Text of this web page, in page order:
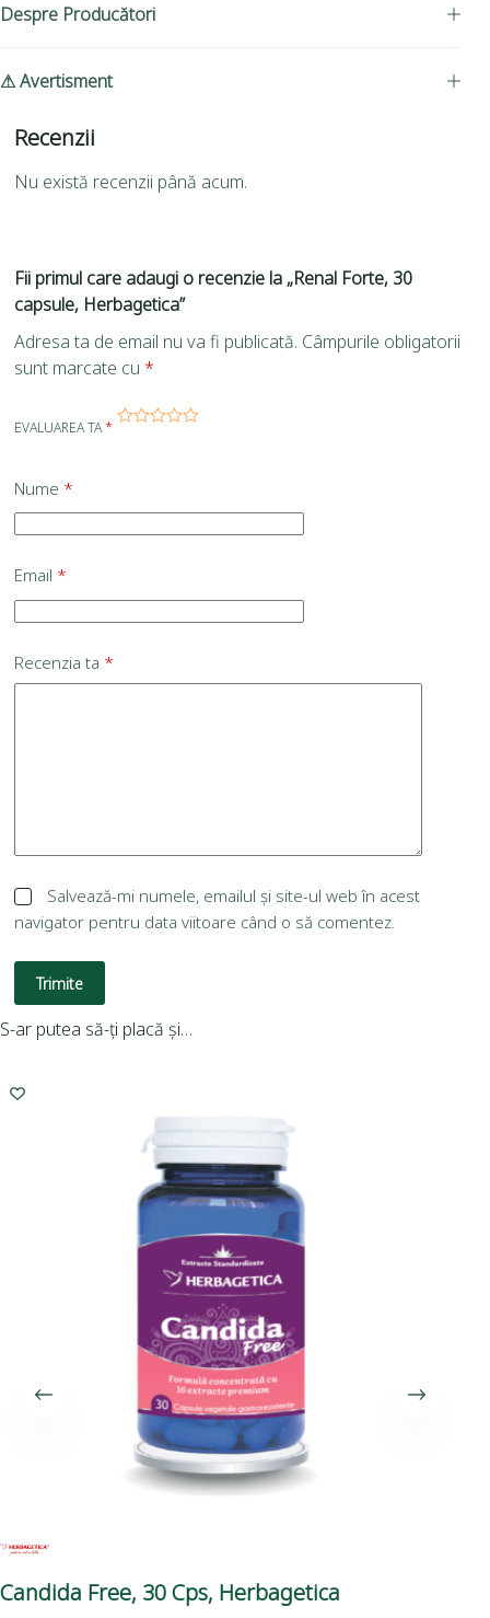
Despre Producători
⚠ Avertisment
Recenzii
Nu există recenzii până acum.
Fii primul care adaugi o recenzie la „Renal Forte, 30
capsule, Herbagetica”
Adresa ta de email nu va fi publicată. Câmpurile obligatorii
sunt marcate cu *
EVALUAREA TA*
Nume *
Email *
Recenzia ta *
Salvează-mi numele, emailul și site-ul web în acest
navigator pentru data viitoare când o să comentez.
Trimite
S-ar putea să-ți placă și…
Candida Free, 30 Cps, Herbagetica